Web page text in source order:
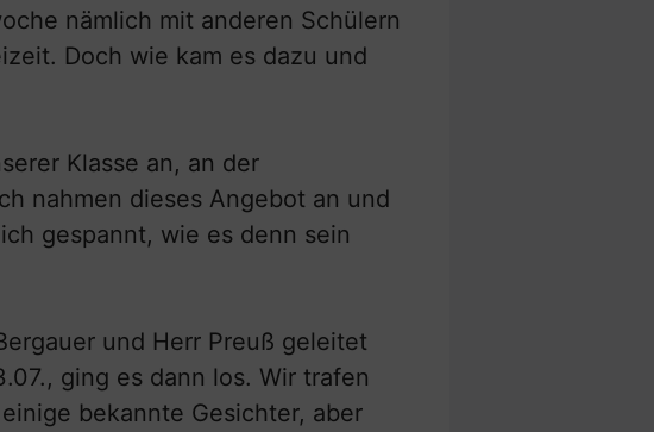
nämlich mit anderen Schülern
Doch wie kam es dazu und
Klasse an, an der
nahmen dieses Angebot an und
gespannt, wie es denn sein
und Herr Preuß geleitet
ging es dann los. Wir trafen
bekannte Gesichter, aber